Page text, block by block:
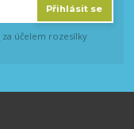
Přihlásit se
za účelem rozesílky